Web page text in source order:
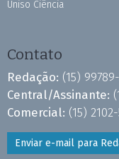
Uniso Ciência
Contato
Redação: (15)
Central/Assinante:
Comercial: (15)
Enviar e-mail para